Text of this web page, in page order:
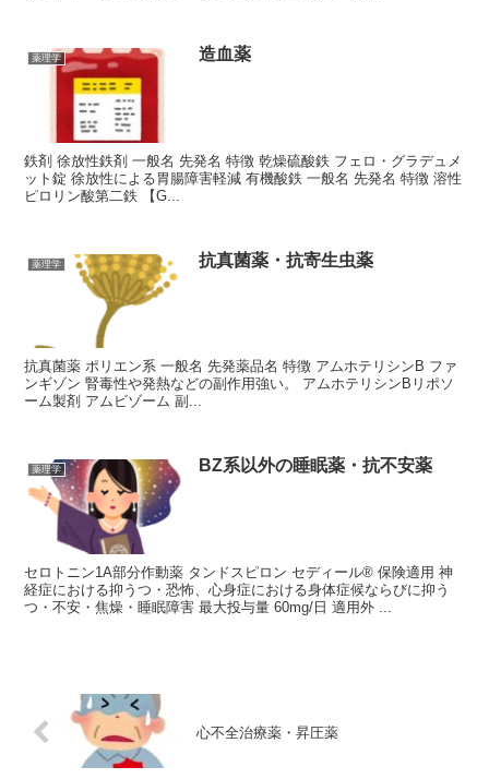
薬理学 造血薬
鉄剤 徐放性鉄剤 一般名 先発名 特徴 乾燥硫酸鉄 フェロ・グラデュメ
ット錠 徐放性による胃腸障害軽減 有機酸鉄 一般名 先発名 特徴 溶性
ピロリン酸第二鉄 【G...
薬理学 抗真菌薬・抗寄生虫薬
抗真菌薬 ポリエン系 一般名 先発薬品名 特徴 アムホテリシンB ファ
ンギゾン 腎毒性や発熱などの副作用強い。 アムホテリシンBリポソ
ーム製剤 アムビゾーム 副...
薬理学 BZ系以外の睡眠薬・抗不安薬
セロトニン1A部分作動薬 タンドスピロン セディール® 保険適用 神
経症における抑うつ・恐怖、心身症における身体症候ならびに抑う
つ・不安・焦燥・睡眠障害 最大投与量 60mg/日 適用外 ...
心不全治療薬・昇圧薬